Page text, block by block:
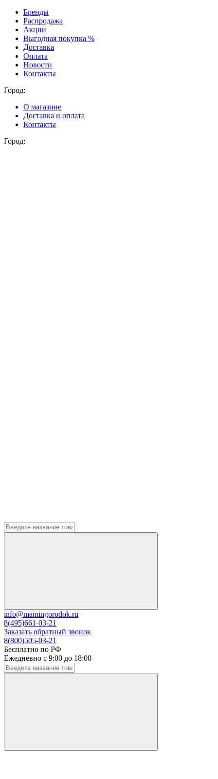
Бренды
Распродажа
Акции
Выгодная покупка %
Доставка
Оплата
Новости
Контакты
Город:
О магазине
Доставка и оплата
Контакты
Город:
info@mamingorodok.ru
8(495)661-03-21
Заказать обратный звонок
8(800)505-03-21
Бесплатно по РФ
Ежедневно с 9:00 до 18:00